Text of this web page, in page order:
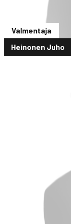
Valmentaja
Heinonen Juho